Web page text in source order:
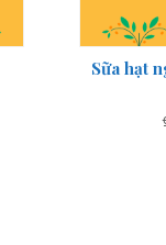
Sữa hạt